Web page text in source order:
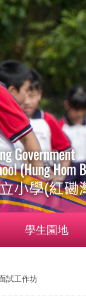
學生園地
試工作坊